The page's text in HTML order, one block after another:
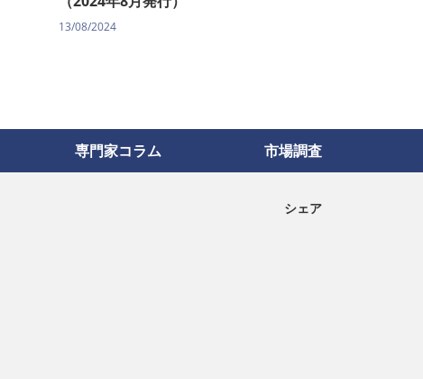
13/08/2024
専門家コラム 市場調査
シェア